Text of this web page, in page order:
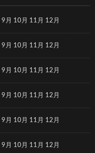
9月 10月 11月 12月
9月 10月 11月 12月
9月 10月 11月 12月
9月 10月 11月 12月
9月 10月 11月 12月
9月 10月 11月 12月